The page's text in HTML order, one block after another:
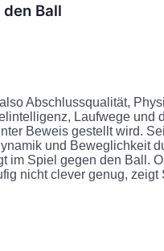
Ball
Abschlussqualität,
Laufwege und
Beweis gestellt wird.
und Beweglichkeit
im Spiel gegen den Ball.
nicht clever genug,